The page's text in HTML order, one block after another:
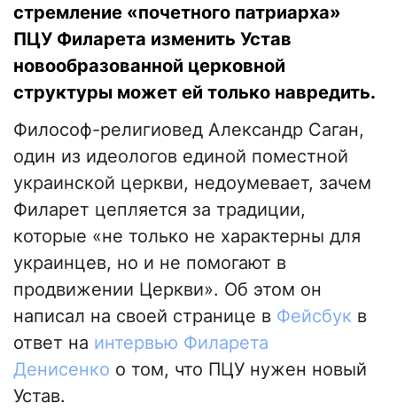
стремление «почетного патриарха»
ПЦУ Филарета изменить Устав
новообразованной церковной
структуры может ей только навредить.
Философ-религиовед Александр Саган,
один из идеологов единой поместной
украинской церкви, недоумевает, зачем
Филарет цепляется за традиции,
которые «не только не характерны для
украинцев, но и не помогают в
продвижении Церкви». Об этом он
написал на своей странице в Фейсбук в
ответ на интервью Филарета
Денисенко о том, что ПЦУ нужен новый
Устав.